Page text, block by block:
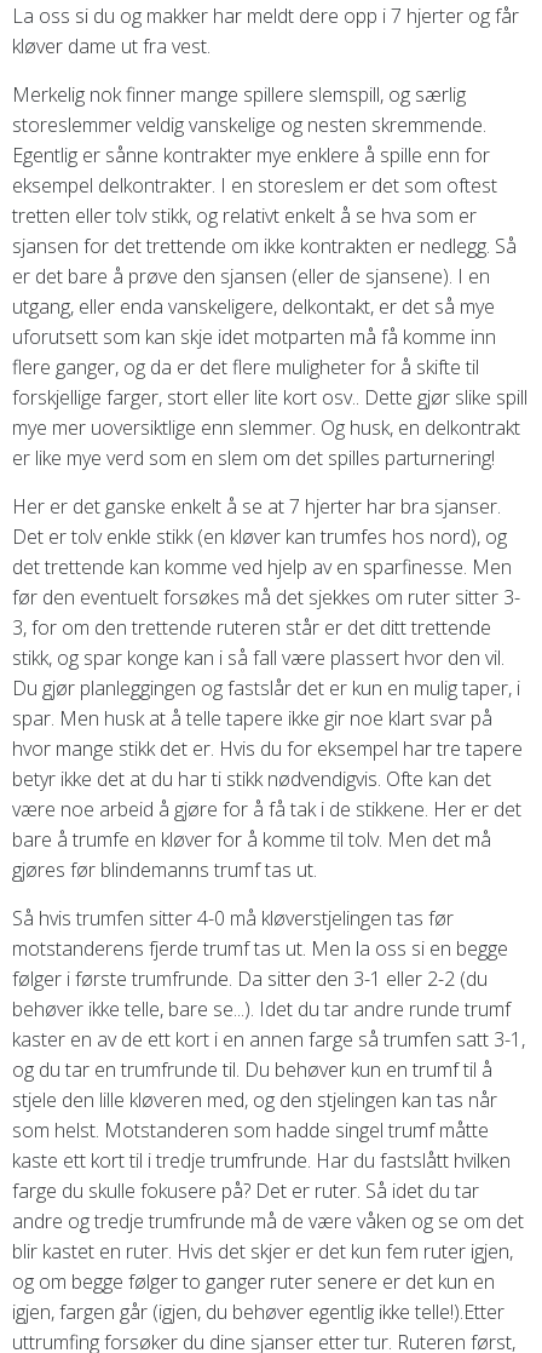
La oss si du og makker har meldt dere opp i 7 hjerter og får
kløver dame ut fra vest.
Merkelig nok finner mange spillere slemspill, og særlig
storeslemmer veldig vanskelige og nesten skremmende.
Egentlig er sånne kontrakter mye enklere å spille enn for
eksempel delkontrakter. I en storeslem er det som oftest
tretten eller tolv stikk, og relativt enkelt å se hva som er
sjansen for det trettende om ikke kontrakten er nedlegg. Så
er det bare å prøve den sjansen (eller de sjansene). I en
utgang, eller enda vanskeligere, delkontakt, er det så mye
uforutsett som kan skje idet motparten må få komme inn
flere ganger, og da er det flere muligheter for å skifte til
forskjellige farger, stort eller lite kort osv.. Dette gjør slike spill
mye mer uoversiktlige enn slemmer. Og husk, en delkontrakt
er like mye verd som en slem om det spilles parturnering!
Her er det ganske enkelt å se at 7 hjerter har bra sjanser.
Det er tolv enkle stikk (en kløver kan trumfes hos nord), og
det trettende kan komme ved hjelp av en sparfinesse. Men
før den eventuelt forsøkes må det sjekkes om ruter sitter 3-
3, for om den trettende ruteren står er det ditt trettende
stikk, og spar konge kan i så fall være plassert hvor den vil.
Du gjør planleggingen og fastslår det er kun en mulig taper, i
spar. Men husk at å telle tapere ikke gir noe klart svar på
hvor mange stikk det er. Hvis du for eksempel har tre tapere
betyr ikke det at du har ti stikk nødvendigvis. Ofte kan det
være noe arbeid å gjøre for å få tak i de stikkene. Her er det
bare å trumfe en kløver for å komme til tolv. Men det må
gjøres før blindemanns trumf tas ut.
Så hvis trumfen sitter 4-0 må kløverstjelingen tas før
motstanderens fjerde trumf tas ut. Men la oss si en begge
følger i første trumfrunde. Da sitter den 3-1 eller 2-2 (du
behøver ikke telle, bare se...). Idet du tar andre runde trumf
kaster en av de ett kort i en annen farge så trumfen satt 3-1,
og du tar en trumfrunde til. Du behøver kun en trumf til å
stjele den lille kløveren med, og den stjelingen kan tas når
som helst. Motstanderen som hadde singel trumf måtte
kaste ett kort til i tredje trumfrunde. Har du fastslått hvilken
farge du skulle fokusere på? Det er ruter. Så idet du tar
andre og tredje trumfrunde må de være våken og se om det
blir kastet en ruter. Hvis det skjer er det kun fem ruter igjen,
og om begge følger to ganger ruter senere er det kun en
igjen, fargen går (igjen, du behøver egentlig ikke telle!).Etter
uttrumfing forsøker du dine sjanser etter tur. Ruteren først,